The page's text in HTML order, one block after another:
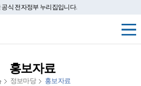
식 전자정부 누리집입니다.
홍보자료
정보마당 홍보자료